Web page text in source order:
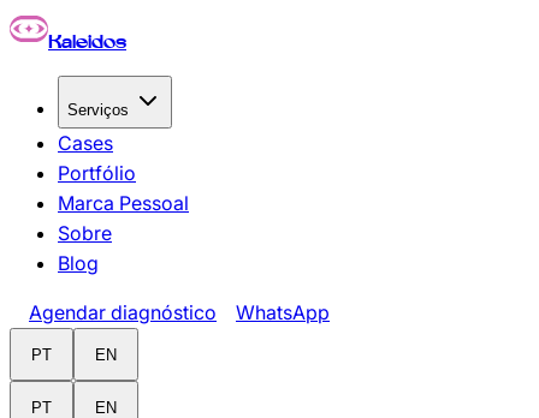
Pular para o conteúdo principal
Kaleidos
Serviços
Cases
Portfólio
Marca Pessoal
Sobre
Blog
Agendar diagnóstico WhatsApp
PT EN
PT EN